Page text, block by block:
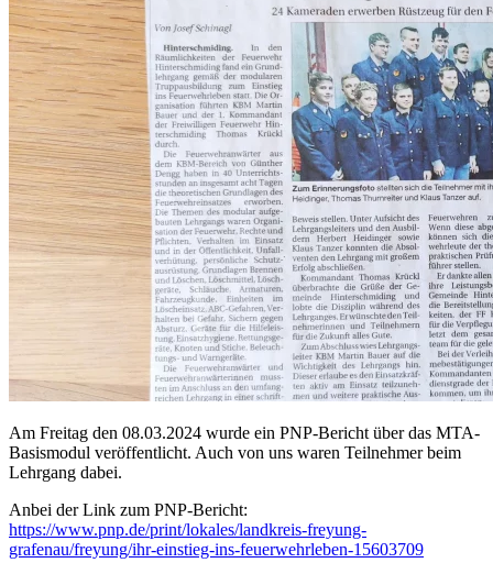
Am Freitag den 08.03.2024 wurde ein PNP-Bericht über das MTA-
Basismodul veröffentlicht. Auch von uns waren Teilnehmer beim
Lehrgang dabei.
Anbei der Link zum PNP-Bericht:
https://www.pnp.de/print/lokales/landkreis-freyung-
grafenau/freyung/ihr-einstieg-ins-feuerwehrleben-15603709